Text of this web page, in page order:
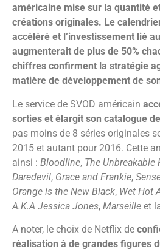
américaine mise sur la quantité
créations originales. Le
accéléré et l’investissement lié
augmenterait de plus de 50%
chiffres confirment la stratégie
matière de développement de
Le service de SVOD américain
sorties et élargit son catalogue
pas moins de 8 séries originales
2015 et autant pour 2016. Cette
ainsi : Bloodline, The
Daredevil, Grace and Frankie,
Orange is the New Black, Wet Hot
A.K.A Jessica Jones, Marseille et
A noter, le choix de Netflix de
réalisation à de grandes figures